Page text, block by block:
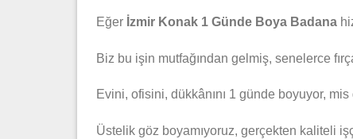
Eğer İzmir Konak 1 Günde Boya Badana
Biz bu işin mutfağından gelmiş, senelerce
Evini, ofisini, dükkânını 1 günde boyuyor,
Üstelik göz boyamıyoruz, gerçekten kaliteli